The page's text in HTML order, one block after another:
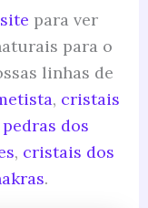
site para ver
para o
linhas de
, cristais
pedras dos
, cristais dos
.